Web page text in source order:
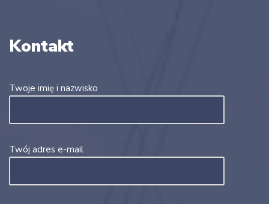
Kontakt
Twoje imię i nazwisko
Twój adres e-mail